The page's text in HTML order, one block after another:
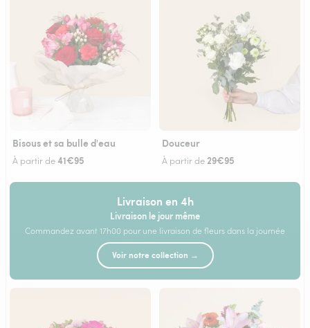
Bisous et sa bulle d'eau
À partir de41€95
Douceur
À partir de 29€95
Livraison en 4h
Livraison le jour même
Commandez avant 17h00 pour une livraison de fleurs dans la journée
Voir notre collection →